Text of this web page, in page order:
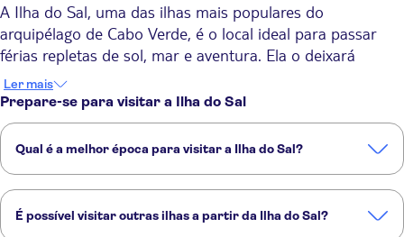
A Ilha do Sal, uma das ilhas mais populares do
arquipélago de Cabo Verde, é o local ideal para passar
férias repletas de sol, mar e aventura. Ela o deixará
encantado com águas azuis infinitas, longas praias de
areia e cultura local animada. Quer prefira relaxar em um
catamarã, explorar as paisagens únicas da ilha ou
descobrir mundos ocultos sob as ondas, temos a certeza
de que esse destino emocionante não irá decepcionar.
As 6 melhores coisas para fazer na Ilha do Sal
1. Fazer um cruzeiro de catamarã
Ler mais
Prepare-se para visitar a Ilha do Sal
Qual é a melhor época para visitar a Ilha do Sal?
temperaturas médias da água são mais altas, e a época é ótima
É possível visitar outras ilhas a partir da Ilha do Sal?